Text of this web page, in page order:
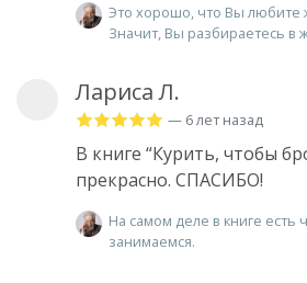
Это хорошо, что Вы любите
Значит, Вы разбираетесь в
Лариса Л.
— 6 лет назад
В книге “Курить, чтобы
прекрасно. СПАСИБО!
На самом деле в книге
занимаемся.